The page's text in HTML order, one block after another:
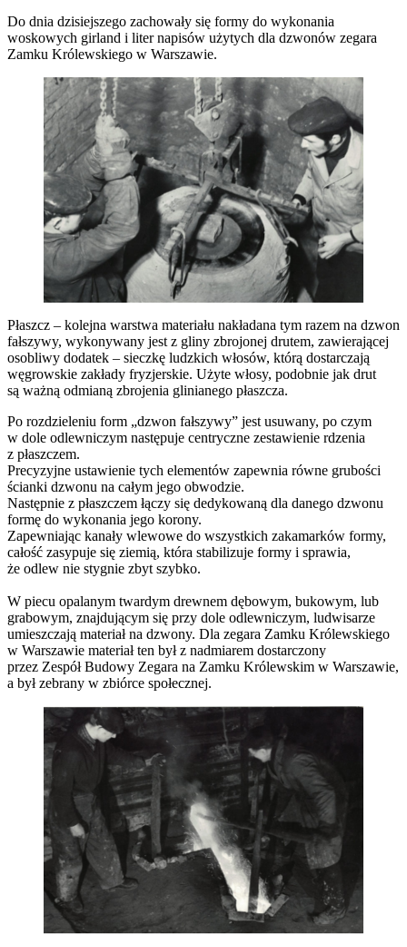
Do dnia dzisiejszego zachowały się formy do wykonania
woskowych girland i liter napisów użytych dla dzwonów zegara
Zamku Królewskiego w Warszawie.
Płaszcz – kolejna warstwa materiału nakładana tym razem na dzwon
fałszywy, wykonywany jest z gliny zbrojonej drutem, zawierającej
osobliwy dodatek – sieczkę ludzkich włosów, którą dostarczają
węgrowskie zakłady fryzjerskie. Użyte włosy, podobnie jak drut
są ważną odmianą zbrojenia glinianego płaszcza.
Po rozdzieleniu form „dzwon fałszywy” jest usuwany, po czym
w dole odlewniczym następuje centryczne zestawienie rdzenia
z płaszczem.
Precyzyjne ustawienie tych elementów zapewnia równe grubości
ścianki dzwonu na całym jego obwodzie.
Następnie z płaszczem łączy się dedykowaną dla danego dzwonu
formę do wykonania jego korony.
Zapewniając kanały wlewowe do wszystkich zakamarków formy,
całość zasypuje się ziemią, która stabilizuje formy i sprawia,
że odlew nie stygnie zbyt szybko.
W piecu opalanym twardym drewnem dębowym, bukowym, lub
grabowym, znajdującym się przy dole odlewniczym, ludwisarze
umieszczają materiał na dzwony. Dla zegara Zamku Królewskiego
w Warszawie materiał ten był z nadmiarem dostarczony
przez Zespół Budowy Zegara na Zamku Królewskim w Warszawie,
a był zebrany w zbiórce społecznej.